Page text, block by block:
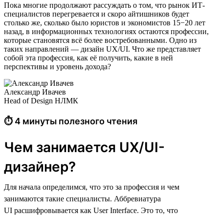
Пока многие продолжают рассуждать о том, что рынок ИТ-
специалистов перегревается и скоро айтишников будет
столько же, сколько было юристов и экономистов 15−20 лет
назад, в информационных технологиях остаются профессии,
которые становятся всё более востребованными. Одно из
таких направлений — дизайн UX/UI. Что же представляет
собой эта профессия, как её получить, какие в ней
перспективы и уровень дохода?
Александр Ивачев
Head of Design НЛМК
⏱ 4 минуты полезного чтения
Чем занимается UX/UI-
дизайнер?
Для начала определимся, что это за профессия и чем
занимаются такие специалисты. Аббревиатура
UI расшифровывается как User Interface. Это то, что